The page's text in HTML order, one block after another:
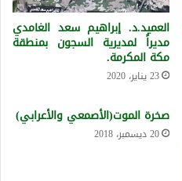
العميد.د. إبراهيم سعد الغامدي
مديراً لمديرية السجون بمنطقة
مكة المكرمة.
23 يناير، 2020
صخرة الموت(الأصمعي والأعرابي)
20 ديسمبر، 2018